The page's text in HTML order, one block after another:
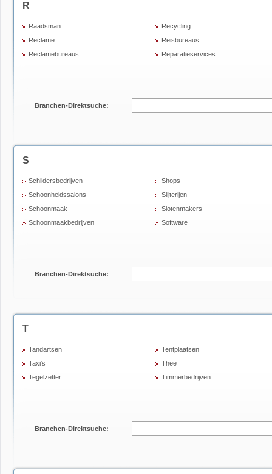
R
Raadsman
Reclame
Reclamebureaus
Recycling
Reisbureaus
Reparatieservices
Branchen-Direktsuche:
S
Schildersbedrijven
Schoonheidssalons
Schoonmaak
Schoonmaakbedrijven
Shops
Slijterijen
Slotenmakers
Software
Branchen-Direktsuche:
T
Tandartsen
Taxi's
Tegelzetter
Tentplaatsen
Thee
Timmerbedrijven
Branchen-Direktsuche: